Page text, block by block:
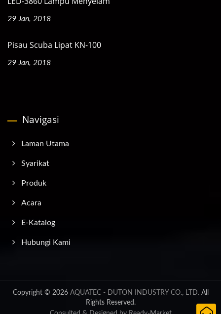
29 Jan, 2018
Pisau Scuba Lipat KN-100
29 Jan, 2018
Navigasi
Laman Utama
Syarikat
Produk
Acara
E-Katalog
Hubungi Kami
Copyright © 2026 AQUATEC - DUTON INDUSTRY CO., LTD.All
Rights Reserved.